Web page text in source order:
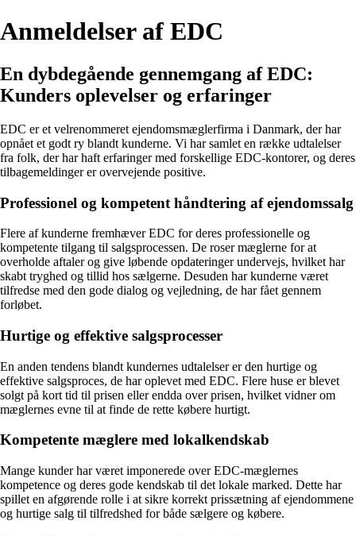
Anmeldelser af EDC
En dybdegående gennemgang af EDC:
Kunders oplevelser og erfaringer
EDC er et velrenommeret ejendomsmæglerfirma i Danmark, der har
opnået et godt ry blandt kunderne. Vi har samlet en række udtalelser
fra folk, der har haft erfaringer med forskellige EDC-kontorer, og deres
tilbagemeldinger er overvejende positive.
Professionel og kompetent håndtering af ejendomssalg
Flere af kunderne fremhæver EDC for deres professionelle og
kompetente tilgang til salgsprocessen. De roser mæglerne for at
overholde aftaler og give løbende opdateringer undervejs, hvilket har
skabt tryghed og tillid hos sælgerne. Desuden har kunderne været
tilfredse med den gode dialog og vejledning, de har fået gennem
forløbet.
Hurtige og effektive salgsprocesser
En anden tendens blandt kundernes udtalelser er den hurtige og
effektive salgsproces, de har oplevet med EDC. Flere huse er blevet
solgt på kort tid til prisen eller endda over prisen, hvilket vidner om
mæglernes evne til at finde de rette købere hurtigt.
Kompetente mæglere med lokalkendskab
Mange kunder har været imponerede over EDC-mæglernes
kompetence og deres gode kendskab til det lokale marked. Dette har
spillet en afgørende rolle i at sikre korrekt prissætning af ejendommene
og hurtige salg til tilfredshed for både sælgere og købere.